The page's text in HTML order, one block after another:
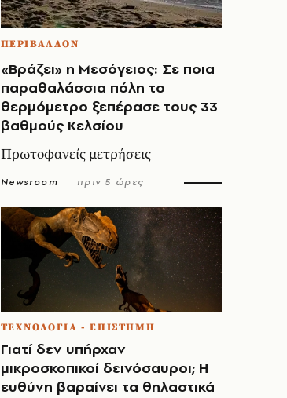
ΠΕΡΙΒΑΛΛΟΝ
«Βράζει» η Μεσόγειος: Σε ποια
παραθαλάσσια πόλη το
θερμόμετρο ξεπέρασε τους 33
βαθμούς Κελσίου
Πρωτοφανείς μετρήσεις
Newsroom πριν 5 ώρες
ΤΕΧΝΟΛΟΓΙΑ - ΕΠΙΣΤΗΜΗ
Γιατί δεν υπήρχαν
μικροσκοπικοί δεινόσαυροι; Η
ευθύνη βαραίνει τα θηλαστικά